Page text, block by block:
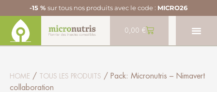
-15 % sur tous nos produits avec le code : MICRO26
0,00 €
HOME / TOUS LES PRODUITS / Pack: Micronutris – Nimavert
collaboration